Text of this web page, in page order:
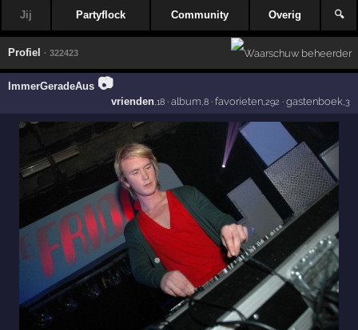
Jij Partyflock Community Overig 🔍
Profiel · 322423
ImmerGeradeAus 📷
vrienden,18· album ,8· favorieten,292 · gastenboek,3